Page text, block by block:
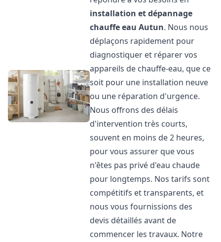
installation et dépannage
chauffe eau Autun. Nous nous
déplaçons rapidement pour
diagnostiquer et réparer vos
appareils de chauffe-eau, que ce
soit pour une installation neuve
ou une réparation d'urgence.
Nous offrons des délais
d'intervention très courts,
souvent en moins de 2 heures,
pour vous assurer que vous
n'êtes pas privé d'eau chaude
pour longtemps. Nos tarifs sont
compétitifs et transparents, et
nous vous fournissions des
devis détaillés avant de
commencer les travaux. Notre